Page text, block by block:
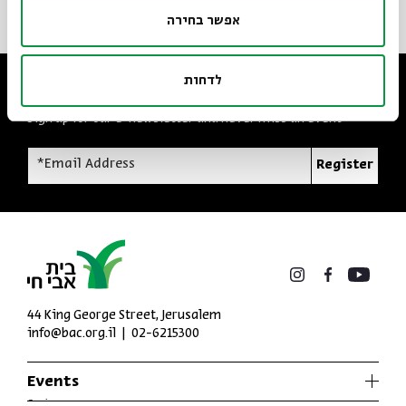
אפשר בחירה
לדחות
Always stay up to date
Sign up for our e-newsletter and never miss an event
*Email Address Register
Events
44 King George Street, Jerusalem
info@bac.org.il
02-6215300